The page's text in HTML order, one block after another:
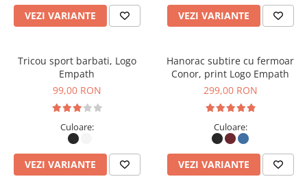
VEZI VARIANTE VEZI VARIANTE
Tricou sport barbati, Logo
Empath
99,00 RON
Culoare:
VEZI VARIANTE
Hanorac subtire cu fermoar
Conor, print Logo Empath
299,00 RON
Culoare:
VEZI VARIANTE